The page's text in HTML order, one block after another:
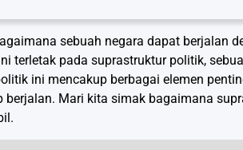
sebuah negara dapat berjalan
terletak pada suprastruktur politik,
ini mencakup berbagai elemen
Mari kita simak bagaimana